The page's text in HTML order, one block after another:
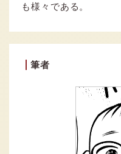
も様々である。
筆者